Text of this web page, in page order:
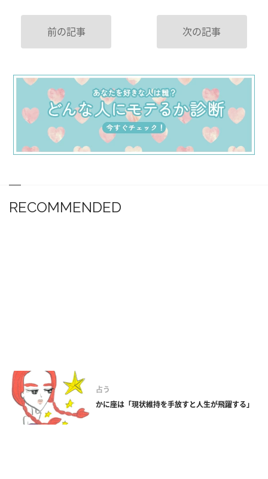
前の記事 次の記事
RECOMMENDED
占う
かに座は「現状維持を手放すと人生が飛躍する」